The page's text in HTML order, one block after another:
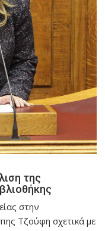
της
στην
Τζούφη σχετικά με